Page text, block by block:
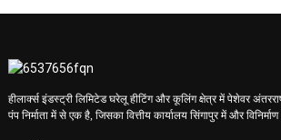
हीलार्क्स इंडस्ट्री लिमिटेड घरेलू हीटिंग और कूलिंग क्षेत्र में पेशेवर
पंप निर्माता में से एक है, जिसका वित्तीय कार्यालय सिंगापुर में और